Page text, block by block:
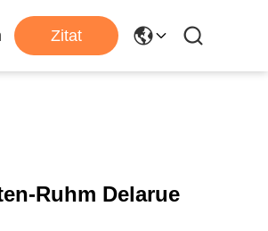
Zitat
Ruhm Delarue